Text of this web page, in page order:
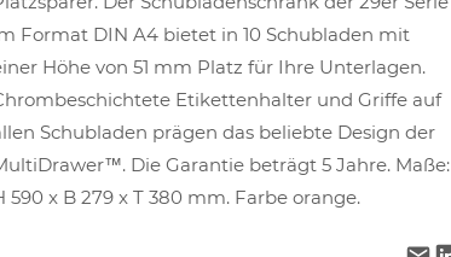
Format DIN A4 bietet in 10 Schubladen mit
Höhe von 51 mm Platz für Ihre Unterlagen.
Etikettenhalter und Griffe auf
Schubladen prägen das beliebte Design der
Die Garantie beträgt 5 Jahre. Maße:
590 x B 279 x T 380 mm. Farbe orange.